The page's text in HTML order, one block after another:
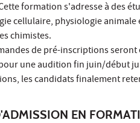
formation s'adresse à des
cellulaire, physiologie
chimistes.
de pré-inscriptions
une audition fin juin/début
les candidats finalement
EN